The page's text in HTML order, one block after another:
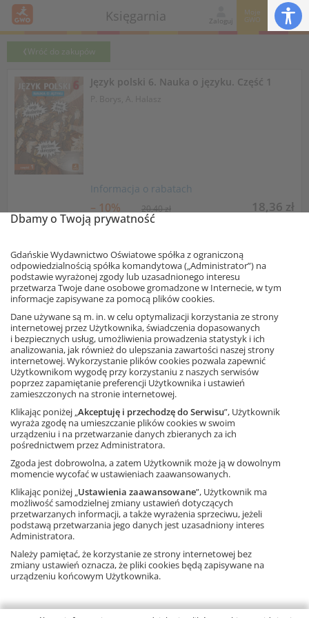
Księgarnia Zaloguj
Moje
GWO
Wróć do zakupów
– 10%
Informacja o rabatach
20,40 zł 18,36 zł
Książkę można kupić za dotację MEN
Język polski 6. Nauka o języku. Część 1
P. Borys, A. Halasz
Książka
Język polski,szkoła podstawowa
96 stron
Zeszyty z seriiNauka o językuumożliwiają przeprowadzenie
pełnego systematycznego kursu wiedzy o języku w nowej
szkole podstawowej. Zawierają materiał zgodny z
odchudzoną podstawą programową obowiązującą od 2024
roku.
Ćwiczenia znajdujące się w zeszytach pomagają w
rozwijaniu praktycznych umiejętności językowych,
niezbędnych do prawidłowego i świadomego posługiwania
się językiem polskim.
Zeszyty są uniwersalne – mogą być uzupełnieniem każdego
podręcznika. Pomysłowe i atrakcyjne ćwiczenia są zarazem
rzeczowe i przemyślane. Dlatego z powodzeniem spełniają
także ważne funkcje dydaktyczne – motywacyjną i
samokształceniową.
Ta strona używa plików cookies.
Akceptuję
Dowiedz się więcej
Dbamy o Twoją prywatność
Gdańskie Wydawnictwo Oświatowe spółka z ograniczoną
odpowiedzialnością spółka komandytowa („Administrator”) na
podstawie wyrażonej zgody lub uzasadnionego interesu
przetwarza Twoje dane osobowe gromadzone w Internecie, w tym
informacje zapisywane za pomocą plików cookies.
Dane używane są m. in. w celu optymalizacji korzystania ze strony
internetowej przez Użytkownika, świadczenia dopasowanych
i bezpiecznych usług, umożliwienia prowadzenia statystyk i ich
analizowania, jak również do ulepszania zawartości naszej strony
internetowej. Wykorzystanie plików cookies pozwala zapewnić
Użytkownikom wygodę przy korzystaniu z naszych serwisów
poprzez zapamiętanie preferencji Użytkownika i ustawień
zamieszczonych na stronie internetowej.
Klikając poniżej „Akceptuję i przechodzę do Serwisu”, Użytkownik
wyraża zgodę na umieszczanie plików cookies w swoim
urządzeniu i na przetwarzanie danych zbieranych za ich
pośrednictwem przez Administratora.
Zgoda jest dobrowolna, a zatem Użytkownik może ją w dowolnym
momencie wycofać w ustawieniach zaawansowanych.
Klikając poniżej „Ustawienia zaawansowane”, Użytkownik ma
możliwość samodzielnej zmiany ustawień dotyczących
przetwarzanych informacji, a także wyrażenia sprzeciwu, jeżeli
podstawą przetwarzania jego danych jest uzasadniony interes
Administratora.
Należy pamiętać, że korzystanie ze strony internetowej bez
zmiany ustawień oznacza, że pliki cookies będą zapisywane na
urządzeniu końcowym Użytkownika.